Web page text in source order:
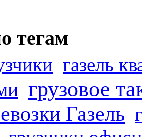
тегам
газель
грузовое
Газель